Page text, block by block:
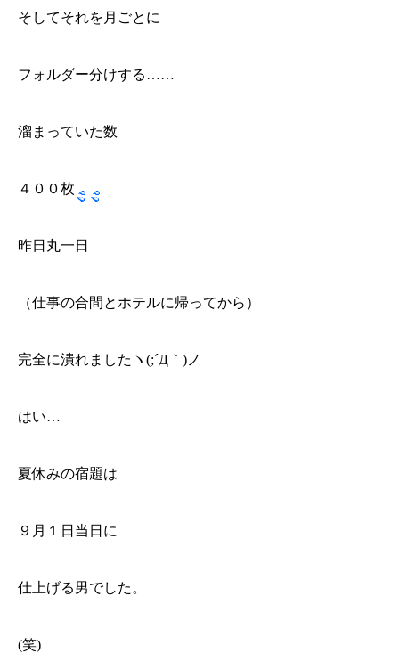
そしてそれを月ごとに
フォルダー分けする……
溜まっていた数
４００枚
昨日丸一日
（仕事の合間とホテルに帰ってから）
完全に潰れましたヽ(;´Д｀)ノ
はい…
夏休みの宿題は
９月１日当日に
仕上げる男でした。
(笑)